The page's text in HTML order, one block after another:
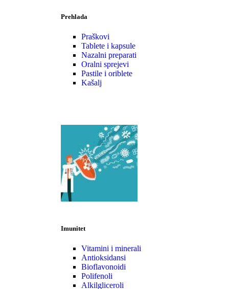
Prehlada
Praškovi
Tablete i kapsule
Nazalni preparati
Oralni sprejevi
Pastile i oriblete
Kašalj
Imunitet
Vitamini i minerali
Antioksidansi
Bioflavonoidi
Polifenoli
Alkilgliceroli